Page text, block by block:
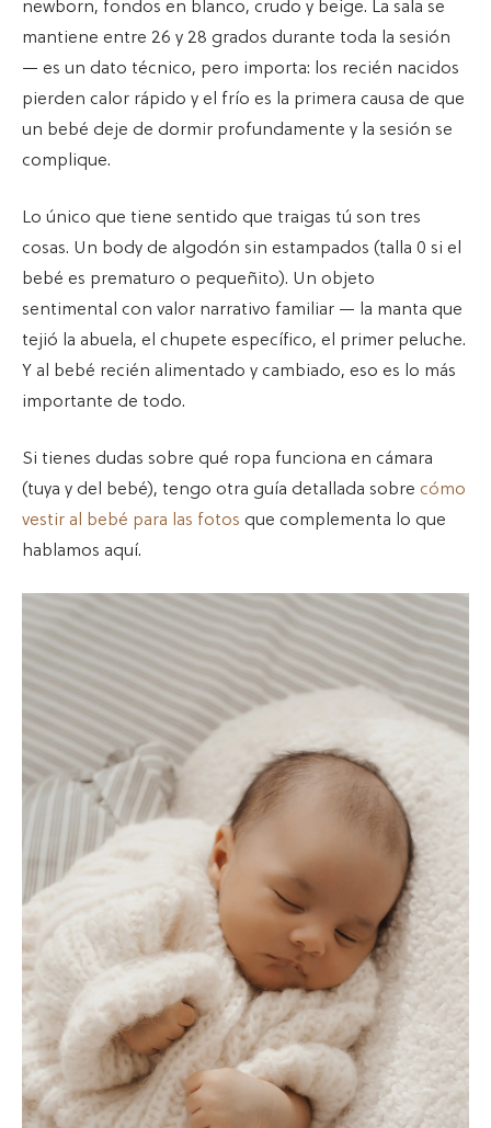
newborn, fondos en blanco, crudo y beige. La sala se
mantiene entre 26 y 28 grados durante toda la sesión
— es un dato técnico, pero importa: los recién nacidos
pierden calor rápido y el frío es la primera causa de que
un bebé deje de dormir profundamente y la sesión se
complique.
Lo único que tiene sentido que traigas tú son tres
cosas. Un body de algodón sin estampados (talla 0 si el
bebé es prematuro o pequeñito). Un objeto
sentimental con valor narrativo familiar — la manta que
tejió la abuela, el chupete específico, el primer peluche.
Y al bebé recién alimentado y cambiado, eso es lo más
importante de todo.
Si tienes dudas sobre qué ropa funciona en cámara
(tuya y del bebé), tengo otra guía detallada sobre cómo
vestir al bebé para las fotos que complementa lo que
hablamos aquí.